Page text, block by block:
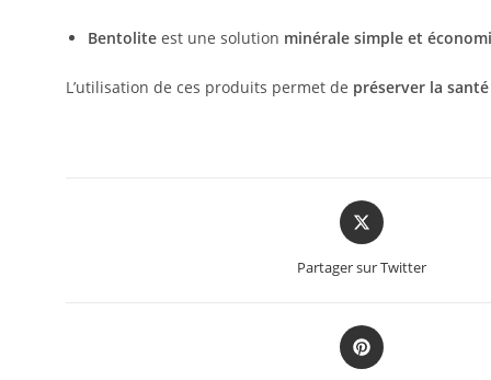
Bentolite est une solution minérale simple et
L’utilisation de ces produits permet de préserver la
Partager sur Twitter